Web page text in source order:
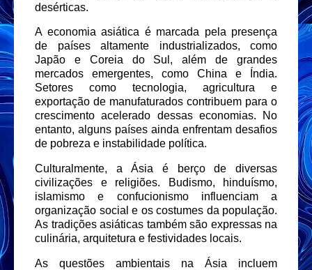
desérticas.
A economia asiática é marcada pela presença
de países altamente industrializados, como
Japão e Coreia do Sul, além de grandes
mercados emergentes, como China e Índia.
Setores como tecnologia, agricultura e
exportação de manufaturados contribuem para o
crescimento acelerado dessas economias. No
entanto, alguns países ainda enfrentam desafios
de pobreza e instabilidade política.
Culturalmente, a Ásia é berço de diversas
civilizações e religiões. Budismo, hinduísmo,
islamismo e confucionismo influenciam a
organização social e os costumes da população.
As tradições asiáticas também são expressas na
culinária, arquitetura e festividades locais.
As questões ambientais na Ásia incluem